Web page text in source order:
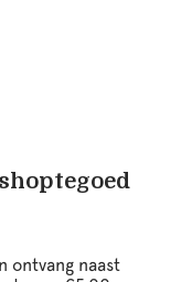
ontvang naast